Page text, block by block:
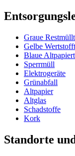
Graue
Gelbe
Blaue
Sperrmüll
Elektrogeräte
Grünabfall
Altpapier
Altglas
Schadstoffe
Kork
Standorte